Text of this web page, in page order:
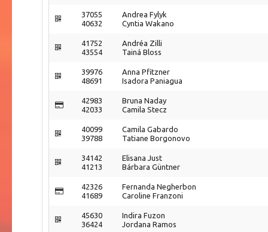
37055
40632
Andrea Fylyk
Cyntia Wakano
41752
43554
Andréa Zilli
Tainá Bloss
39976
48691
Anna Pfitzner
Isadora Paniagua
42983
42033
Bruna Naday
Camila Stecz
40099
39788
Camila Gabardo
Tatiane Borgonovo
34142
41213
Elisana Just
Bárbara Güntner
42326
41689
Fernanda Negherbon
Caroline Franzoni
45630
36424
Indira Fuzon
Jordana Ramos